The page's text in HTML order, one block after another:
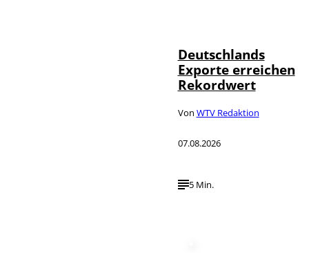
Deutschlands
Exporte erreichen
Rekordwert
Von WTV Redaktion
07.08.2026
5 Min.